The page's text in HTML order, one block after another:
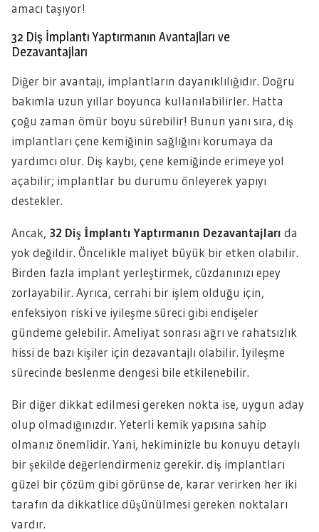
amacı taşıyor!
32 Diş İmplantı Yaptırmanın Avantajları ve
Dezavantajları
Diğer bir avantajı, implantların dayanıklılığıdır. Doğru
bakımla uzun yıllar boyunca kullanılabilirler. Hatta
çoğu zaman ömür boyu sürebilir! Bunun yanı sıra, diş
implantları çene kemiğinin sağlığını korumaya da
yardımcı olur. Diş kaybı, çene kemiğinde erimeye yol
açabilir; implantlar bu durumu önleyerek yapıyı
destekler.
Ancak, 32 Diş İmplantı Yaptırmanın Dezavantajları da
yok değildir. Öncelikle maliyet büyük bir etken olabilir.
Birden fazla implant yerleştirmek, cüzdanınızı epey
zorlayabilir. Ayrıca, cerrahi bir işlem olduğu için,
enfeksiyon riski ve iyileşme süreci gibi endişeler
gündeme gelebilir. Ameliyat sonrası ağrı ve rahatsızlık
hissi de bazı kişiler için dezavantajlı olabilir. İyileşme
sürecinde beslenme dengesi bile etkilenebilir.
Bir diğer dikkat edilmesi gereken nokta ise, uygun aday
olup olmadığınızdır. Yeterli kemik yapısına sahip
olmanız önemlidir. Yani, hekiminizle bu konuyu detaylı
bir şekilde değerlendirmeniz gerekir. diş implantları
güzel bir çözüm gibi görünse de, karar verirken her iki
tarafın da dikkatlice düşünülmesi gereken noktaları
vardır.